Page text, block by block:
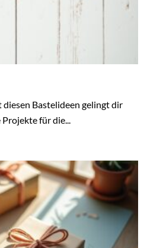
Bastelideen gelingt dir
für die...